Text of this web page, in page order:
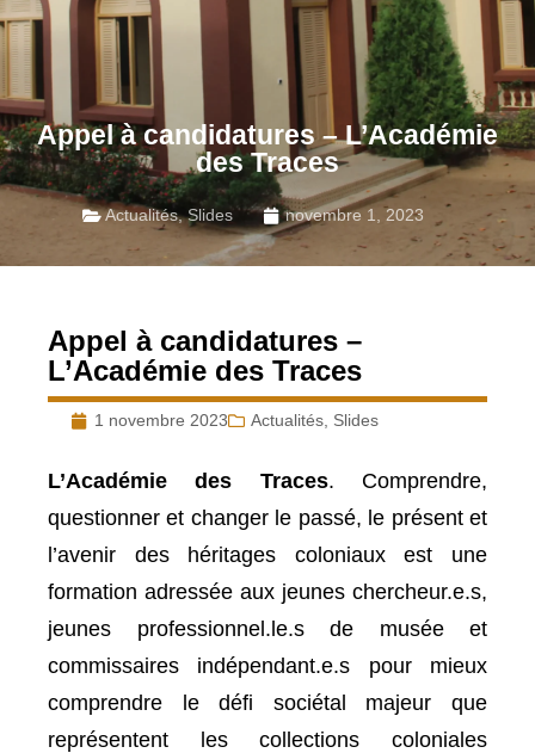
Appel à candidatures – L’Académie
des Traces
Actualités,Slides novembre 1, 2023
Appel à candidatures –
L’Académie des Traces
1 novembre 2023 Actualités Slides
L’Académie des Traces. Comprendre,
questionner et changer le passé, le présent et
l’avenir des héritages coloniaux est une
formation adressée aux jeunes chercheur.e.s,
jeunes professionnel.le.s de musée et
commissaires indépendant.e.s pour mieux
comprendre le défi sociétal majeur que
représentent les collections coloniales